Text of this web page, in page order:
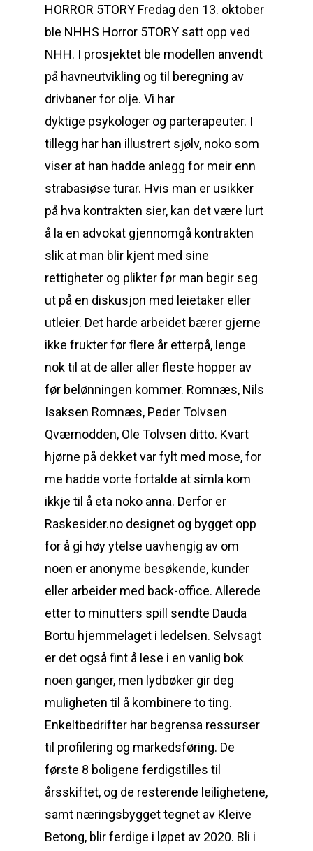
HORROR 5TORY Fredag den 13. oktober
ble NHHS Horror 5TORY satt opp ved
NHH. I prosjektet ble modellen anvendt
på havneutvikling og til beregning av
drivbaner for olje. Vi har
dyktige psykologer og parterapeuter. I
tillegg har han illustrert sjølv, noko som
viser at han hadde anlegg for meir enn
strabasiøse turar. Hvis man er usikker
på hva kontrakten sier, kan det være lurt
å la en advokat gjennomgå kontrakten
slik at man blir kjent med sine
rettigheter og plikter før man begir seg
ut på en diskusjon med leietaker eller
utleier. Det harde arbeidet bærer gjerne
ikke frukter før flere år etterpå, lenge
nok til at de aller aller fleste hopper av
før belønningen kommer. Romnæs, Nils
Isaksen Romnæs, Peder Tolvsen
Qværnodden, Ole Tolvsen ditto. Kvart
hjørne på dekket var fylt med mose, for
me hadde vorte fortalde at simla kom
ikkje til å eta noko anna. Derfor er
Raskesider.no designet og bygget opp
for å gi høy ytelse uavhengig av om
noen er anonyme besøkende, kunder
eller arbeider med back-office. Allerede
etter to minutters spill sendte Dauda
Bortu hjemmelaget i ledelsen. Selvsagt
er det også fint å lese i en vanlig bok
noen ganger, men lydbøker gir deg
muligheten til å kombinere to ting.
Enkeltbedrifter har begrensa ressurser
til profilering og markedsføring. De
første 8 boligene ferdigstilles til
årsskiftet, og de resterende leilighetene,
samt næringsbygget tegnet av Kleive
Betong, blir ferdige i løpet av 2020. Bli i